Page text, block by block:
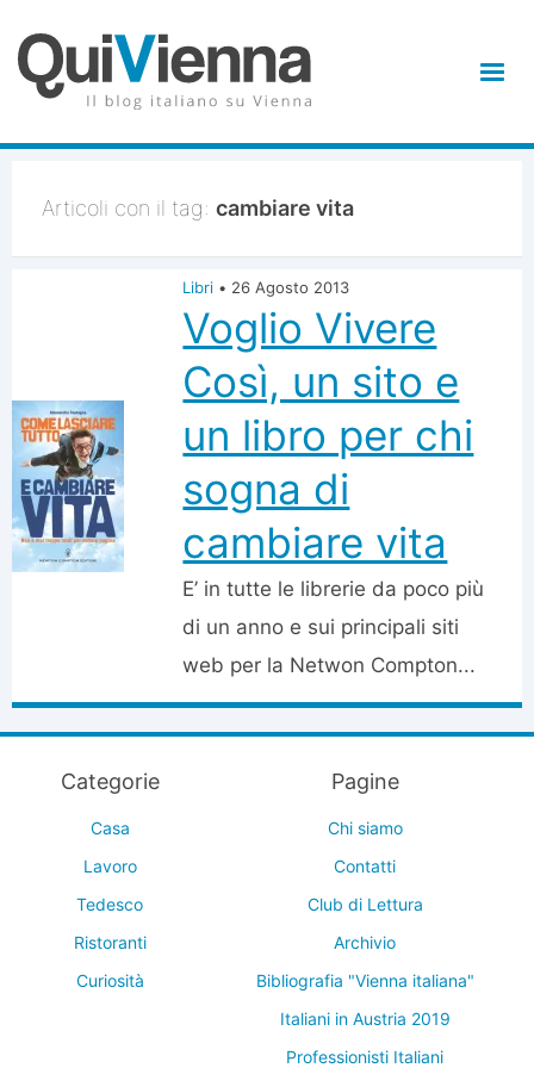
Articoli con il tag: cambiare vita
Libri • 26 Agosto 2013
Voglio Vivere
Così, un sito e
un libro per chi
sogna di
cambiare vita
E’ in tutte le librerie da poco più
di un anno e sui principali siti
web per la Netwon Compton...
Categorie
Casa
Lavoro
Tedesco
Ristoranti
Curiosità
Pagine
Chi siamo
Contatti
Club di Lettura
Archivio
Bibliografia "Vienna italiana"
Italiani in Austria 2019
Professionisti Italiani